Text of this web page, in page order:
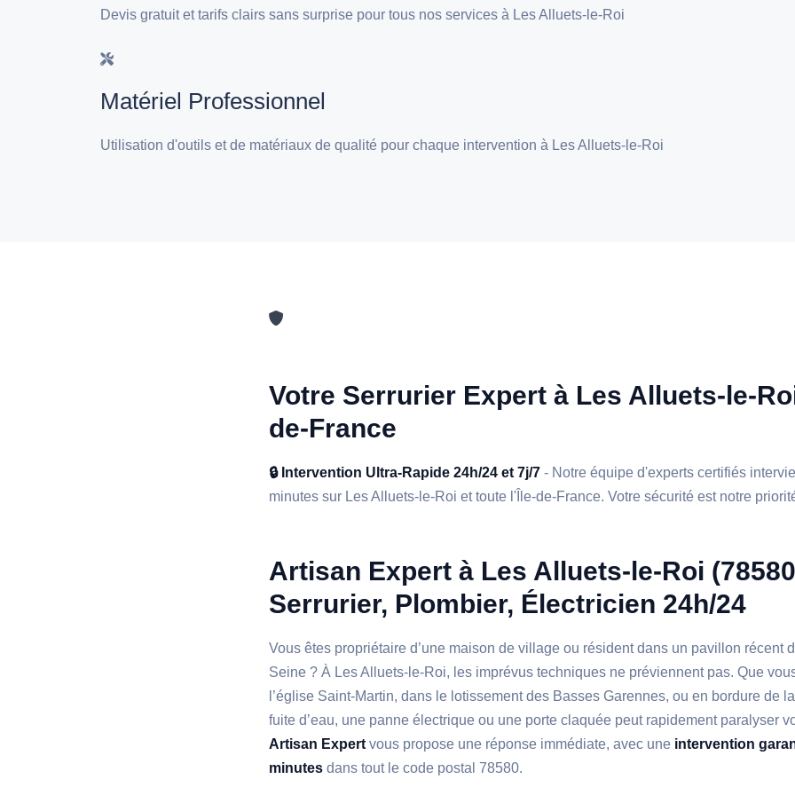
Devis gratuit et tarifs clairs sans surprise pour tous nos services à Les Alluets-le-Roi
Matériel Professionnel
Utilisation d'outils et de matériaux de qualité pour chaque intervention à Les Alluets-le-Roi
Votre Serrurier Expert à Les Alluets-le-
de-France
🔒 Intervention Ultra-Rapide 24h/24 et 7j/7 - Notre équipe d'experts certifiés
minutes sur Les Alluets-le-Roi et toute l'Île-de-France. Votre sécurité est notre
Artisan Expert à Les Alluets-le-Roi
Serrurier, Plombier, Électricien 24h/24
Vous êtes propriétaire d’une maison de village ou résident dans un pavillon récent
Seine ? À Les Alluets-le-Roi, les imprévus techniques ne préviennent pas. Que
l’église Saint-Martin, dans le lotissement des Basses Garennes, ou en bordure de
fuite d’eau, une panne électrique ou une porte claquée peut rapidement paralyser
Artisan Expert vous propose une réponse immédiate, avec une intervention
minutes dans tout le code postal 78580.